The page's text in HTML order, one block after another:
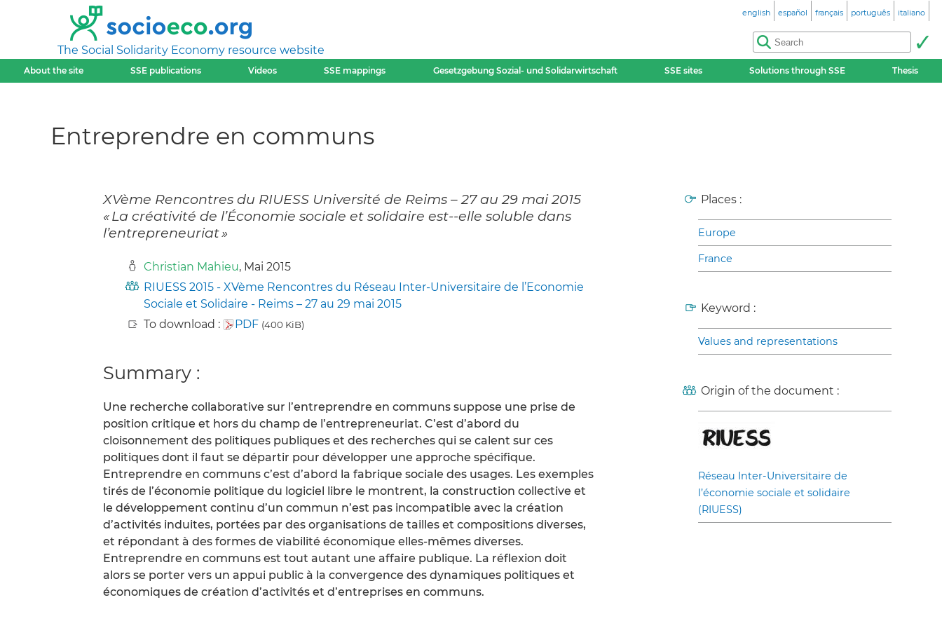
The Social Solidarity Economy resource website
english español français português italiano
About the site SSE publications Videos SSE mappings Gesetzgebung Sozial- und Solidarwirtschaft SSE sites Solutions through SSE Thesis
Entreprendre en communs
XVème Rencontres du RIUESS Université de Reims – 27 au 29 mai 2015
« La créativité de l’Économie sociale et solidaire est-­‐elle soluble dans
l’entrepreneuriat »
Christian Mahieu, Mai 2015
RIUESS 2015 - XVème Rencontres du Réseau Inter-Universitaire de l’Economie
Sociale et Solidaire - Reims – 27 au 29 mai 2015
To download :
PDF (400 KiB)
Summary :
Une recherche collaborative sur l’entreprendre en communs suppose une prise de
position critique et hors du champ de l’entrepreneuriat. C’est d’abord du
cloisonnement des politiques publiques et des recherches qui se calent sur ces
politiques dont il faut se départir pour développer une approche spécifique.
Entreprendre en communs c’est d’abord la fabrique sociale des usages. Les exemples
tirés de l’économie politique du logiciel libre le montrent, la construction collective et
le développement continu d’un commun n’est pas incompatible avec la création
d’activités induites, portées par des organisations de tailles et compositions diverses,
et répondant à des formes de viabilité économique elles-mêmes diverses.
Entreprendre en communs est tout autant une affaire publique. La réflexion doit
alors se porter vers un appui public à la convergence des dynamiques politiques et
économiques de création d’activités et d’entreprises en communs.
Places :
Europe
France
Keyword :
Values and representations
Origin of the document :
Réseau Inter-Universitaire de
l’économie sociale et solidaire
(RIUESS)